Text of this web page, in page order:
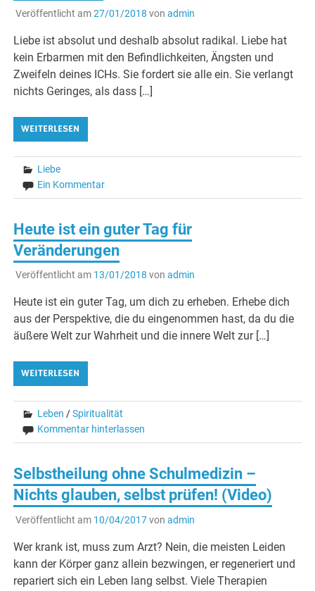
Veröffentlicht am27/01/2018 von admin
Liebe ist absolut und deshalb absolut radikal. Liebe hat
kein Erbarmen mit den Befindlichkeiten, Ängsten und
Zweifeln deines ICHs. Sie fordert sie alle ein. Sie verlangt
nichts Geringes, als dass […]
WEITERLESEN
Liebe
Ein Kommentar
Heute ist ein guter Tag für
Veränderungen
Veröffentlicht am 13/01/2018 von admin
Heute ist ein guter Tag, um dich zu erheben. Erhebe dich
aus der Perspektive, die du eingenommen hast, da du die
äußere Welt zur Wahrheit und die innere Welt zur […]
WEITERLESEN
Leben /Spiritualität
Kommentar hinterlassen
Selbstheilung ohne Schulmedizin –
Nichts glauben, selbst prüfen! (Video)
Veröffentlicht am 10/04/2017von admin
Wer krank ist, muss zum Arzt? Nein, die meisten Leiden
kann der Körper ganz allein bezwingen, er regeneriert und
repariert sich ein Leben lang selbst. Viele Therapien